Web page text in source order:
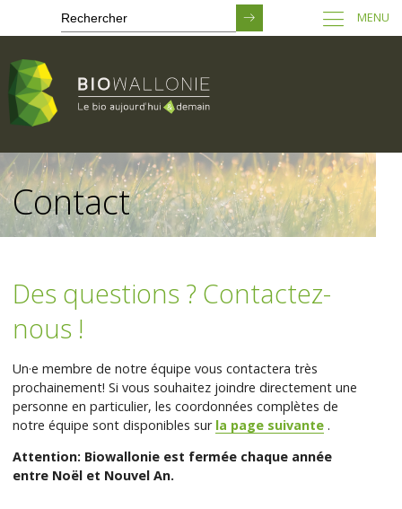
Passer
au
contenu
principal
MENU
Contact
Des questions ? Contactez-
nous !
Un·e membre de notre équipe vous contactera très
prochainement! Si vous souhaitez joindre directement une
personne en particulier, les coordonnées complètes de
notre équipe sont disponibles sur la page suivante .
Attention: Biowallonie est fermée chaque année
entre Noël et Nouvel An.